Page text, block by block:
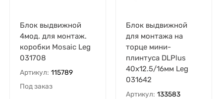
Блок выдвижной
4мод. для монтаж.
коробки Mosaic Leg
031708
Артикул: 115789
Под заказ
Блок выдвижной
для монтажа на
торце мини-
плинтуса DLPlus
40х12.5/16мм Leg
031642
Артикул: 133583